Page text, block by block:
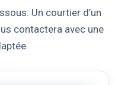
Un courtier d’un
contactera avec une